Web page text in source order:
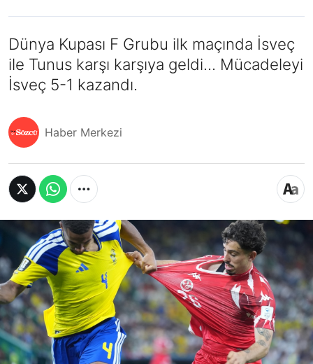
Dünya Kupası F Grubu ilk maçında İsveç
ile Tunus karşı karşıya geldi... Mücadeleyi
İsveç 5-1 kazandı.
Haber Merkezi